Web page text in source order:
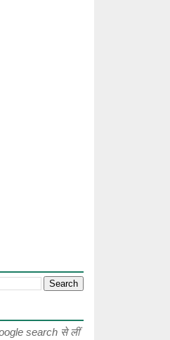
search से लीं